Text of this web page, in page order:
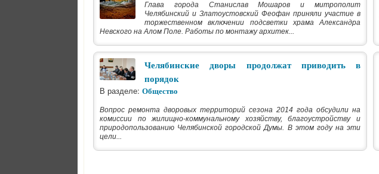
Глава города Станислав Мошаров и митрополит
Челябинский и Златоустовский Феофан приняли участие в
торжественном включении подсветки храма Александра
Невского на Алом Поле. Работы по монтажу архитек...
Челябинские дворы продолжат приводить в
порядок
В разделе: Общество
Вопрос ремонта дворовых территорий сезона 2014 года обсудили на
комиссии по жилищно-коммунальному хозяйству, благоустройству и
природопользованию Челябинской городской Думы. В этом году на эти
цели...